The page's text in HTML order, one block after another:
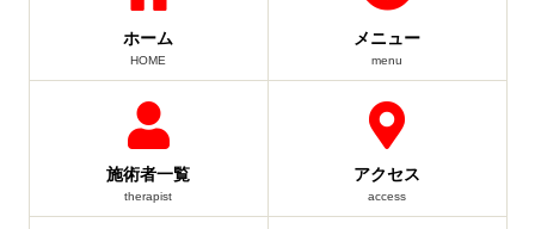
ホーム
HOME
メニュー
menu
施術者一覧
therapist
アクセス
access